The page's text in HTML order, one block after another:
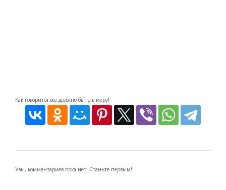
Как говорится все должно быть в меру!
Увы, комментариев пока нет. Станьте первым!